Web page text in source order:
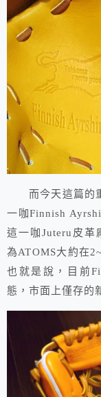
而今天這篇的重
一咖Finnish
這一咖Juteru皮革
為ATOMS大約在
也就是說，目前
態，市面上僅存的